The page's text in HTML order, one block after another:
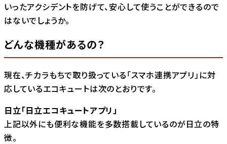
いったアクシデントを防げて、安心して使うことができるので
はないでしょうか。
どんな機種があるの？
現在、チカラもちで取り扱っている「スマホ連携アプリ」に対
応しているエコキュートは次のとおりです。
日立「日立エコキュートアプリ」
上記以外にも便利な機能を多数搭載しているのが日立の特
徴。